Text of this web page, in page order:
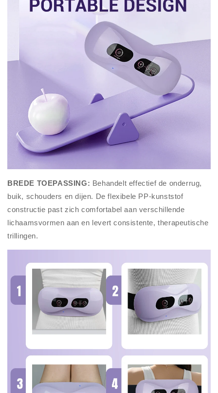
BREDE TOEPASSING: Behandelt effectief de onderrug,
buik, schouders en dijen. De flexibele PP-kunststof
constructie past zich comfortabel aan verschillende
lichaamsvormen aan en levert consistente, therapeutische
trillingen.